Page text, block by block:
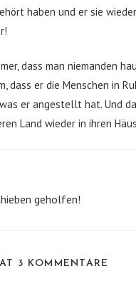
haben und er sie
dass man niemanden
dass er die Menschen in
er angestellt hat. Und
Land wieder in ihren
geholfen!
3 KOMMENTARE